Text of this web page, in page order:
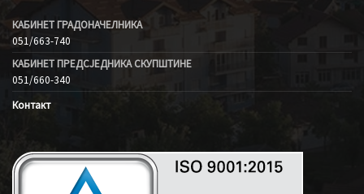
КАБИНЕТ ГРАДОНАЧЕЛНИКА
051/663-740
КАБИНЕТ ПРЕДСЈЕДНИКА СКУПШТИНЕ
051/660-340
Контакт